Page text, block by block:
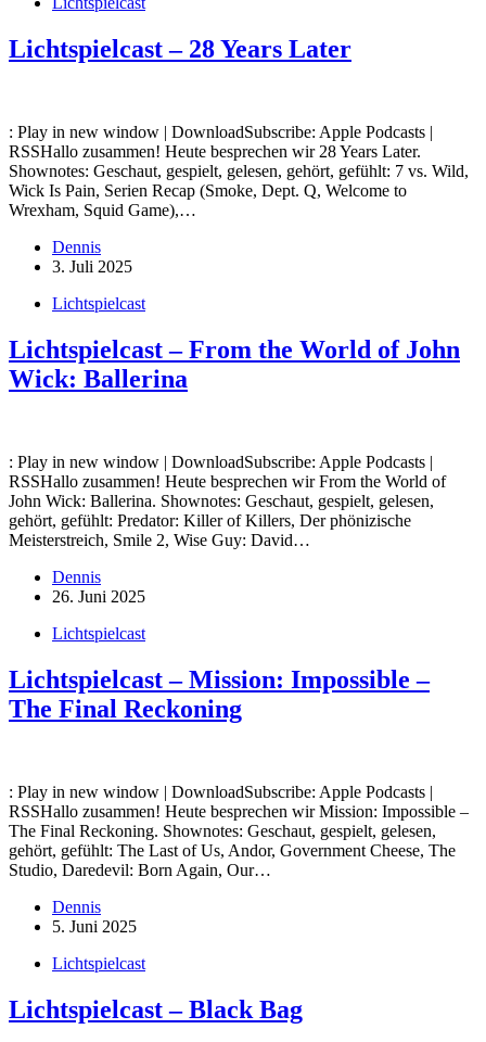
Lichtspielcast – 28 Years Later
: Play in new window | DownloadSubscribe: Apple Podcasts |
RSSHallo zusammen! Heute besprechen wir 28 Years Later.
Shownotes: Geschaut, gespielt, gelesen, gehört, gefühlt: 7 vs. Wild,
Wick Is Pain, Serien Recap (Smoke, Dept. Q, Welcome to
Wrexham, Squid Game),…
Dennis
3. Juli 2025
Lichtspielcast
Lichtspielcast – From the World of John
Wick: Ballerina
: Play in new window | DownloadSubscribe: Apple Podcasts |
RSSHallo zusammen! Heute besprechen wir From the World of
John Wick: Ballerina. Shownotes: Geschaut, gespielt, gelesen,
gehört, gefühlt: Predator: Killer of Killers, Der phönizische
Meisterstreich, Smile 2, Wise Guy: David…
Dennis
26. Juni 2025
Lichtspielcast
Lichtspielcast – Mission: Impossible –
The Final Reckoning
: Play in new window | DownloadSubscribe: Apple Podcasts |
RSSHallo zusammen! Heute besprechen wir Mission: Impossible –
The Final Reckoning. Shownotes: Geschaut, gespielt, gelesen,
gehört, gefühlt: The Last of Us, Andor, Government Cheese, The
Studio, Daredevil: Born Again, Our…
Dennis
5. Juni 2025
Lichtspielcast
Lichtspielcast – Black Bag